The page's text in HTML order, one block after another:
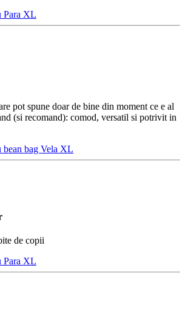
Para XL
pot spune doar de bine din moment ce e al
(si recomand): comod, versatil si potrivit in
bean bag Vela XL
de copii
Para XL